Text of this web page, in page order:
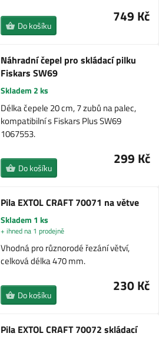
749 Kč
Do košíku
Náhradní čepel pro skládací pilku
Fiskars SW69
Skladem 2 ks
Délka čepele 20 cm, 7 zubů na palec,
kompatibilní s Fiskars Plus SW69
1067553.
299 Kč
Do košíku
Pila EXTOL CRAFT 70071 na větve
Skladem 1 ks
+ ihned na 1 prodejně
Vhodná pro různorodé řezání větví,
celková délka 470 mm.
230 Kč
Do košíku
Pila EXTOL CRAFT 70072 skládací